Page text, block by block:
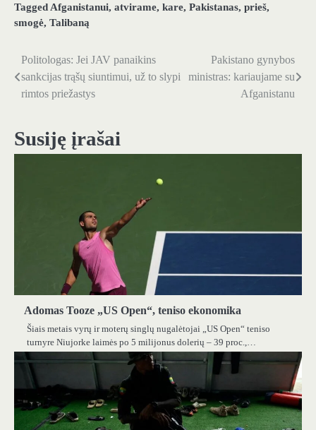
Tagged Afganistanui, atvirame, kare, Pakistanas, prieš,
smogė, Talibaną
Navigacija
tarp
Politologas: Jei JAV panaikins
sankcijas trąšų siuntimui, už to slypi
rimtos priežastys
Pakistano gynybos
ministras: kariaujame su
Afganistanu
Susiję įrašai
Adomas Tooze „US Open“, teniso ekonomika
Šiais metais vyrų ir moterų singlų nugalėtojai „US Open“ teniso
turnyre Niujorke laimės po 5 milijonus dolerių – 39 proc.,…